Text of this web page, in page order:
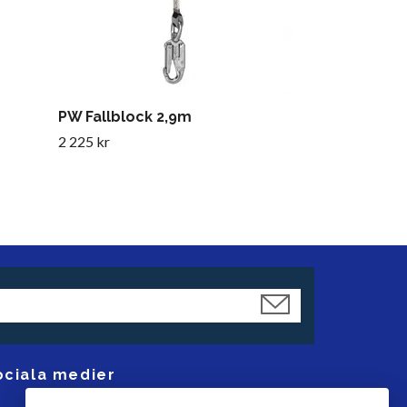
PW Fallblock 2,9m
2 225 kr
medier